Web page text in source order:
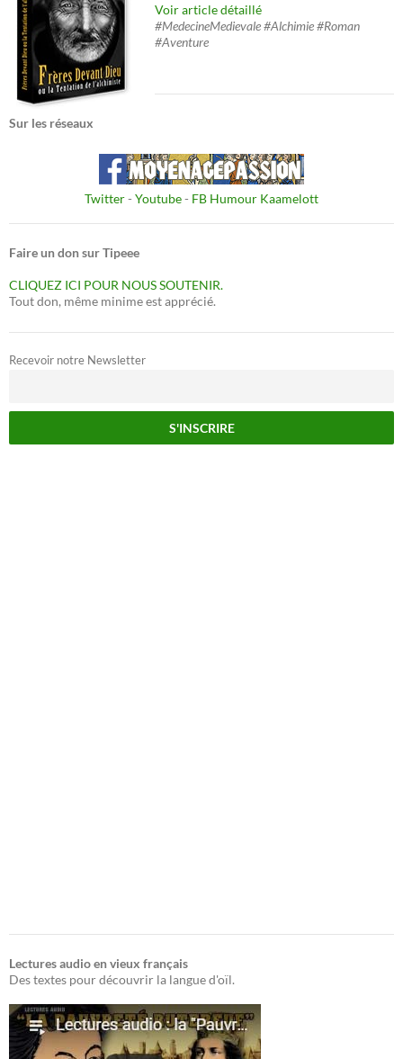
Voir article détaillé
#MedecineMedievale #Alchimie #Roman
#Aventure
Sur les réseaux
Twitter- Youtube- FB Humour Kaamelott
Faire un don sur Tipeee
CLIQUEZ ICI POUR NOUS SOUTENIR.
Tout don, même minime est apprécié.
Recevoir notre Newsletter
Lectures audio en vieux français
Des textes pour découvrir la langue d'oïl.